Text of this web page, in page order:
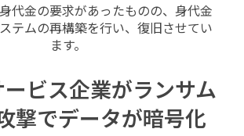
代金の要求があったものの、身代金
テムの再構築を行い、復旧させてい
ます。
ービス企業がランサム
撃でデータが暗号化